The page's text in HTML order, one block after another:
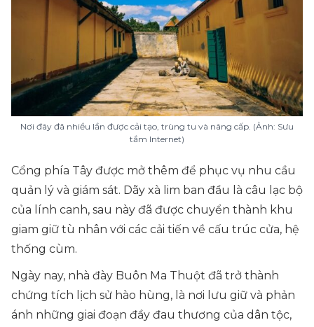
Nơi đây đã nhiều lần được cải tạo, trùng tu và nâng cấp. (Ảnh: Sưu
tầm Internet)
Cổng phía Tây được mở thêm để phục vụ nhu cầu
quản lý và giám sát. Dãy xà lim ban đầu là câu lạc bộ
của lính canh, sau này đã được chuyển thành khu
giam giữ tù nhân với các cải tiến về cấu trúc cửa, hệ
thống cùm.
Ngày nay, nhà đày Buôn Ma Thuột đã trở thành
chứng tích lịch sử hào hùng, là nơi lưu giữ và phản
ánh những giai đoạn đầy đau thương của dân tộc,